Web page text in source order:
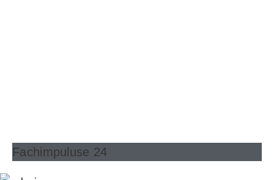
Fachimpuluse 24